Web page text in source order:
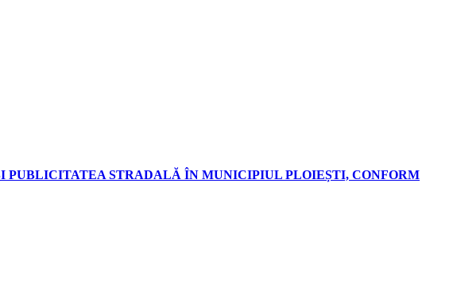
STRADALĂ ÎN MUNICIPIUL PLOIEȘTI, CONFORM